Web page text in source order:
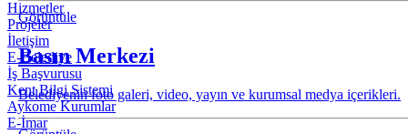
Hizmetler
Projeler
İletişim
E-Belediye
İş Başvurusu
Kent Bilgi Sistemi
Aykome Kurumlar
E-İmar
Görüntüle
Basın Merkezi
Belediyenin foto galeri, video, yayın ve kurumsal medya içerikleri.